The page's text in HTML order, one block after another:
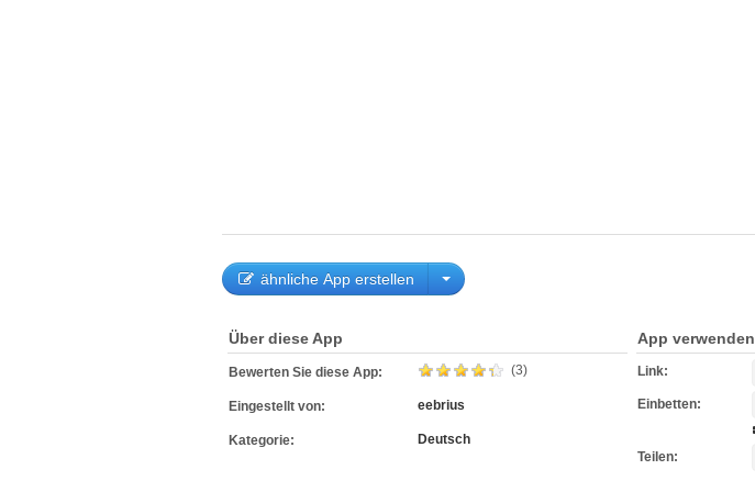
ähnliche App erstellen
Über diese App
Bewerten Sie diese App: (3)
Eingestellt von: eebrius
Kategorie: Deutsch
App verwenden
Link:
Einbetten:
Teilen: